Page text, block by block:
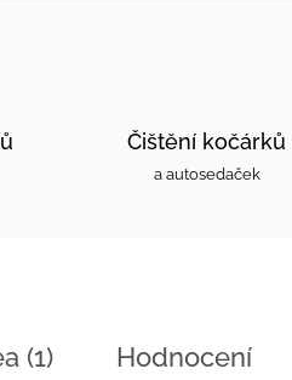
Čištění kočárků
a autosedaček
(1) Hodnocení